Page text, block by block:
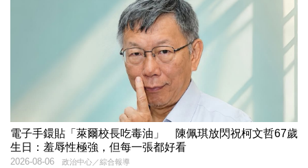
電子手鐶貼「萊爾校長吃毒油」 陳佩琪放閃祝柯文哲67歲
生日：羞辱性極強，但每一張都好看
政治中心／綜合報導
2026-08-06